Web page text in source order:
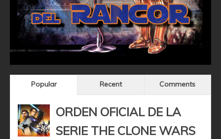
Popular Recent Comments
ORDEN OFICIAL DE LA
SERIE THE CLONE WARS